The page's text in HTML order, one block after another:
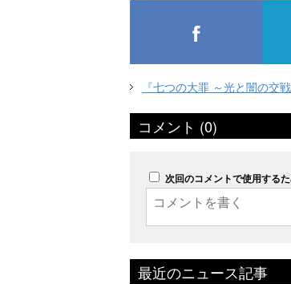
『七つの大罪 ～光と闇の交
コメント (0)
次回のコメントで使用する
最近のニュース記事